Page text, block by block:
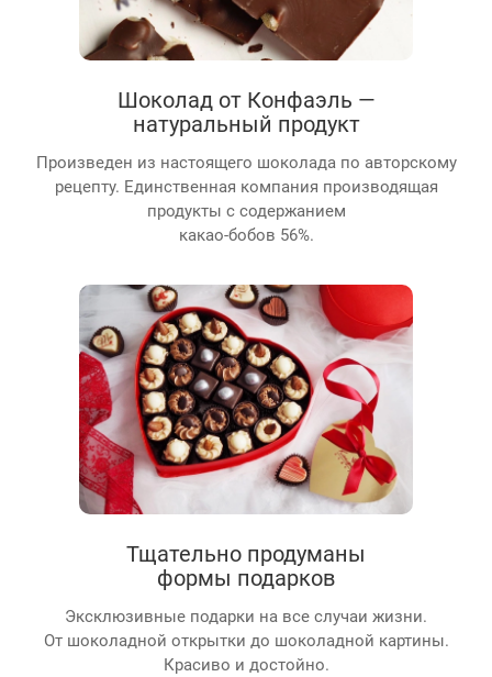
Шоколад от Конфаэль —
натуральный продукт
Произведен из настоящего шоколада по авторскому
рецепту. Единственная компания производящая
продукты с содержанием
какао-бобов 56%.
Тщательно продуманы
формы подарков
Эксклюзивные подарки на все случаи жизни.
От шоколадной открытки до шоколадной картины.
Красиво и достойно.